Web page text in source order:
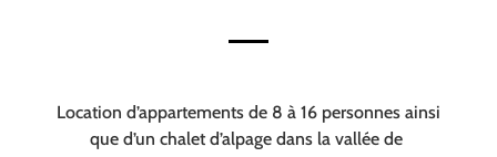
Location d’appartements de 8 à 16 personnes ainsi
que d’un chalet d’alpage dans la vallée de